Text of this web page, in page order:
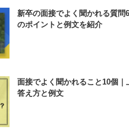
新卒の面接でよく聞かれる質問
のポイントと例文を紹介
面接でよく聞かれること10個｜
答え方と例文